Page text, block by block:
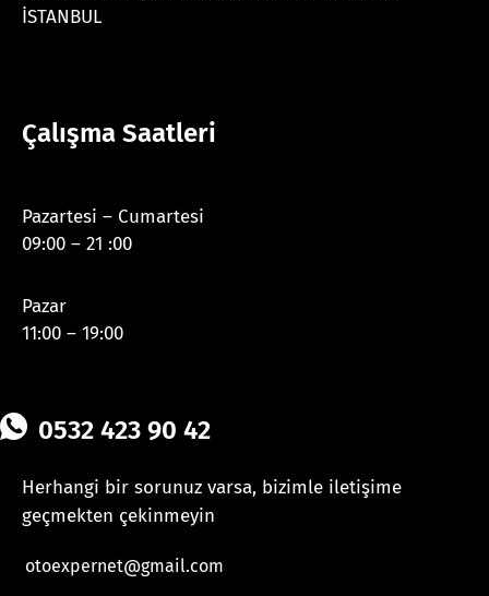
İSTANBUL
Çalışma Saatleri
Pazartesi – Cumartesi
09:00 – 21 :00
Pazar
11:00 – 19:00
0532 423 90 42
Herhangi bir sorunuz varsa, bizimle iletişime
geçmekten çekinmeyin
otoexpernet@gmail.com